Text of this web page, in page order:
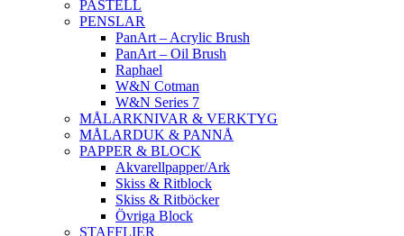
PASTELL
PENSLAR
PanArt – Acrylic Brush
PanArt – Oil Brush
Raphael
W&N Cotman
W&N Series 7
MÅLARKNIVAR & VERKTYG
MÅLARDUK & PANNÅ
PAPPER & BLOCK
Akvarellpapper/Ark
Skiss & Ritblock
Skiss & Ritböcker
Övriga Block
STAFFLIER